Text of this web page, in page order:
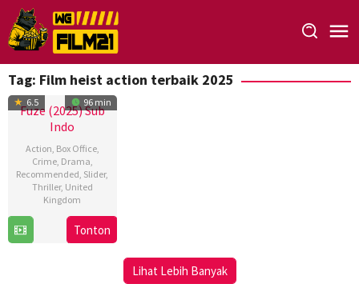
Loncat
ke
konten
Tag: Film heist action terbaik 2025
6.5 96 min
Fuze (2025) Sub
Indo
Action, Box Office,
Crime, Drama,
Recommended, Slider,
Thriller, United
Kingdom
Mar
David
Mackenzie
Tonton
Lihat Lebih Banyak